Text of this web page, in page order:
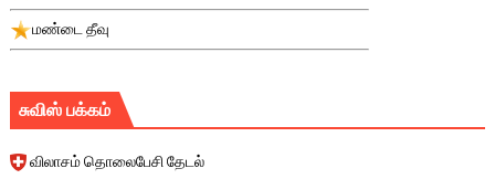
மண்டை தீவு
சுவிஸ் பக்கம்
விலாசம் தொலைபேசி தேடல்